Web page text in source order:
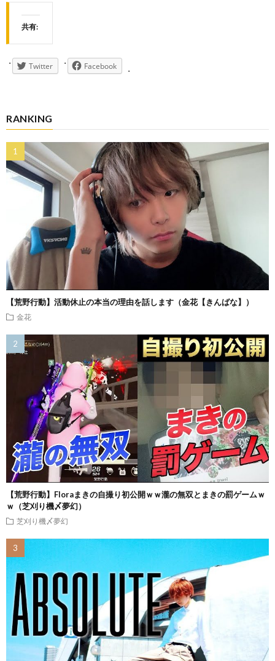
共有:
Twitter Facebook
RANKING
【荒野行動】活動休止の本当の理由を話します（金花【きんばな】）
金花
【荒野行動】Floraまきの自撮り初公開ｗｗ瀧の無双とまきの罰ゲームｗ
ｗ（芝刈り機〆夢幻）
芝刈り機〆夢幻